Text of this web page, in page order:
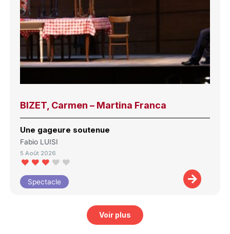
BIZET, Carmen – Martina Franca
Une gageure soutenue
Fabio LUISI
5 Août 2026
Spectacle
Voir plus